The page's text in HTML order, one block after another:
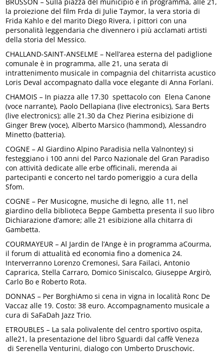
la proiezione del film Frda di Julie Taymor, la vera storia di
Frida Kahlo e del marito Diego Rivera, i pittori con una
personalità leggendaria che divennero i più acclamati artisti
della storia del Messico.
CHALLAND-SAINT-ANSELME – Nell’area esterna del padiglione
comunale è in programma, alle 21, una serata di
intrattenimento musicale in compagnia del chitarrista acustico
Loris Deval accompagnato dalla voce elegante di Anna Forlani.
CHAMOIS – In piazza alle 17.30 spettacolo con Elena Canone
(voce narrante), Paolo Dellapiana (live electronics), Sara Berts
(live electronics); alle 21.30 da Chez Pierina esibizione di
Ginger Brew (voce), Alberto Marsico (hammond), Alessandro
Minetto (batteria).
COGNE – Al Giardino Alpino Paradisia nella Valnontey) si
festeggiano i 100 anni del Parco Nazionale del Gran Paradiso
con attività dedicate alle erbe officinali, merenda ai
partecipanti e concerto nel tardo pomeriggio a cura della
Sfom.
COGNE – Per Musicogne, musiche di legno, alle 11, nel
giardino della biblioteca Beppe Gambetta presenta il suo libro
Dichiarazione d’amore; alle 21 esibizione alla chitarra di
Gambetta.
COURMAYEUR – Al Jardin de l’Ange è in programma aCourma,
il forum di attualità ed economia fino a domenica 24.
Interverranno Lorenzo Cremonesi, Sara Failaci, Antonio
Caprarica, Stella Carraro, Domico Siniscalco, Giuseppe Argirò,
Carlo Bo e Roberto Rota.
DONNAS – Per BorghiAmo si cena in vigna in località Ronc De
Vaccaz alle 19. Costo: 38 euro. Accompagnamento musicale a
cura di SaFaDah Jazz Trio.
ETROUBLES – La sala polivalente del centro sportivo ospita,
alle21, la presentazione del libro Sguardi dal caffè Veneza
di Serenella Venturini, dialogo con Umberto Druschovic.